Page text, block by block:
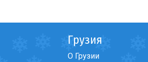
Грузия
О Грузии